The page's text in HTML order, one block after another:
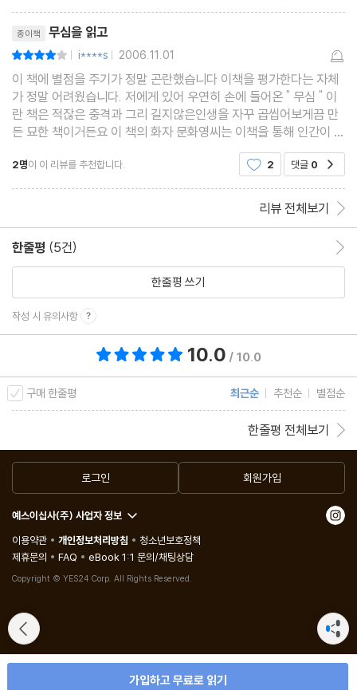
한마디 툭
라이벌
질투에서 시작되는 비극
무심_ 스트레스 해소법
포기하십시오
하루 한 가지
말에 대하여
참견할 수 있는 사람
스스로 돌아보세요
혼자서 스트레스 풀기
내가 사랑받고 있는가
무심_ 행복의 비결
첫 마음
고달픈 시절
살아있는 것만으로도 고맙다
행복이란 상대적인 것
법복을 벗고
가난한 예술가의 행복
초승달과 보름달
무심_ 자유로운 가족
천하태평
종이책 무심을 읽고
| i****s | 2006.11.01
이 책에 별점을 주기가 정말 곤란했습니다 이책을 평가한다는 자체
가 정말 어려웠습니다. 저에게 있어 우연히 손에 들어온 " 무심 " 이
란 책은 적잖은 충격과 그리 길지않은인생을 자꾸 곱씹어보게끔 만
든 묘한 책이거든요 이 책의 화자 문화영씨는 이책을 통해 인간이 무
람이 우주화
2명이 이 리뷰를 추천합니다. 2 댓글 0
리뷰 전체보기
한줄평 (5건)
한줄평 쓰기
작성 시 유의사항
10.0 / 10.0
구매 한줄평 최근순 추천순 별점순
한줄평 전체보기
가입하고 무료로 읽기
로그인 회원가입
예스이십사(주) 사업자 정보
이용약관
개인정보처리방침
청소년보호정책
제휴문의
FAQ eBook 1:1 문의/채팅상담
Copyright © YES24 Corp. All Rights Reserved.